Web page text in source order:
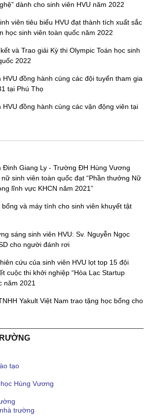
dành cho sinh viên HVU năm 2022
viên tiêu biểu HVU đạt thành tích xuất sắc
học sinh viên toàn quốc năm 2022
và Trao giải Kỳ thi Olympic Toán học sinh
2022
HVU đồng hành cùng các đội tuyển tham gia
tại Phú Thọ
HVU đồng hành cùng các vận động viên tại
Đinh Giang Ly - Trường ĐH Hùng Vương
sinh viên toàn quốc đạt “Phần thưởng Nữ
lĩnh vực KHCN năm 2021”
bổng và máy tính cho sinh viên khuyết tật
sáng sinh viên HVU: Sv. Nguyễn Ngọc
cho người đánh rơi
cứu của sinh viên HVU lọt top 15 đội
cuộc thi khởi nghiệp “Hòa Lạc Startup
năm 2021
Yakult Việt Nam trao tặng học bổng cho
tạo
Hùng Vương
trường